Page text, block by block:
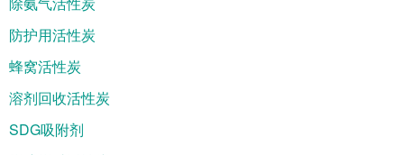
防护用活性炭
蜂窝活性炭
溶剂回收活性炭
SDG吸附剂